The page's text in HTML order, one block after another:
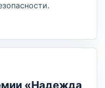
«Надежда